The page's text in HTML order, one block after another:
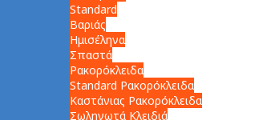
Standard
Βαριάς
Ημισέληνα
Σπαστά
Ρακορόκλειδα
Standard Ρακορόκλειδα
Καστάνιας Ρακορόκλειδα
Σωληνωτά Κλειδιά